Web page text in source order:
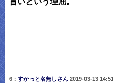
6： すかっと名無しさん 2019-03-13